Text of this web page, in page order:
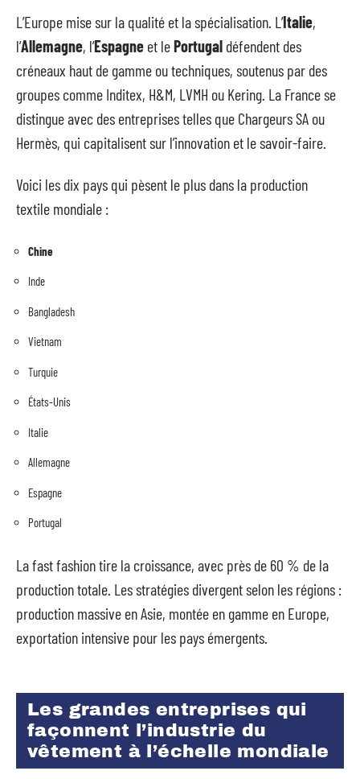
L’Europe mise sur la qualité et la spécialisation. L’Italie,
l’Allemagne, l’Espagne et lePortugal défendent des
créneaux haut de gamme ou techniques, soutenus par des
groupes comme Inditex, H&M, LVMH ou Kering. La France se
distingue avec des entreprises telles que Chargeurs SA ou
Hermès, qui capitalisent sur l’innovation et le savoir-faire.
Voici les dix pays qui pèsent le plus dans la production
textile mondiale :
Chine
Inde
Bangladesh
Vietnam
Turquie
États-Unis
Italie
Allemagne
Espagne
Portugal
La fast fashion tire la croissance, avec près de 60 % de la
production totale. Les stratégies divergent selon les régions :
production massive en Asie, montée en gamme en Europe,
exportation intensive pour les pays émergents.
Les grandes entreprises qui
façonnent l’industrie du
vêtement à l’échelle mondiale